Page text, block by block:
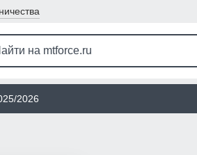
2026